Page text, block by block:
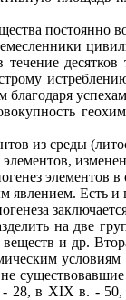
постоянно
течение
благодаря
из среды
элементов
явлением. Есть
на две
и др.
не
- 28, в XIX в. - 50,